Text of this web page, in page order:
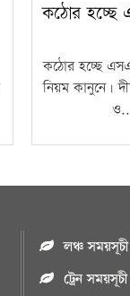
কঠোর হচ্ছে
কঠোর হচ্ছে
নিয়ম কানুনে।
লঞ্চ সময়সূচী
ট্রেন সময়সূচী